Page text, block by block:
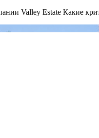
Valley Estate Какие